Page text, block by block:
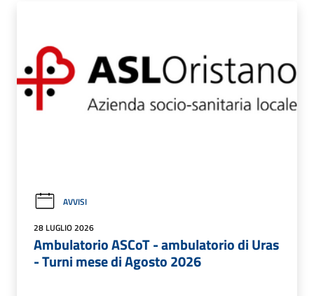
AVVISI
28 LUGLIO 2026
Ambulatorio ASCoT - ambulatorio di Uras
- Turni mese di Agosto 2026